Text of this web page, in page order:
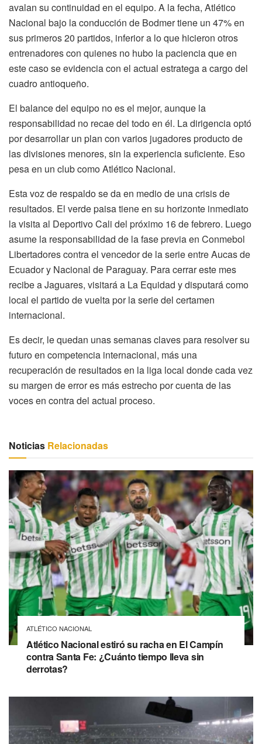
avalan su continuidad en el equipo. A la fecha, Atlético
Nacional bajo la conducción de Bodmer tiene un 47% en
sus primeros 20 partidos, inferior a lo que hicieron otros
entrenadores con quienes no hubo la paciencia que en
este caso se evidencia con el actual estratega a cargo del
cuadro antioqueño.
El balance del equipo no es el mejor, aunque la
responsabilidad no recae del todo en él. La dirigencia optó
por desarrollar un plan con varios jugadores producto de
las divisiones menores, sin la experiencia suficiente. Eso
pesa en un club como Atlético Nacional.
Esta voz de respaldo se da en medio de una crisis de
resultados. El verde paisa tiene en su horizonte inmediato
la visita al Deportivo Cali del próximo 16 de febrero. Luego
asume la responsabilidad de la fase previa en Conmebol
Libertadores contra el vencedor de la serie entre Aucas de
Ecuador y Nacional de Paraguay. Para cerrar este mes
recibe a Jaguares, visitará a La Equidad y disputará como
local el partido de vuelta por la serie del certamen
internacional.
Es decir, le quedan unas semanas claves para resolver su
futuro en competencia internacional, más una
recuperación de resultados en la liga local donde cada vez
su margen de error es más estrecho por cuenta de las
voces en contra del actual proceso.
Noticias Relacionadas
ATLÉTICO NACIONAL
Atlético Nacional estiró su racha en El Campín
contra Santa Fe: ¿Cuánto tiempo lleva sin
derrotas?